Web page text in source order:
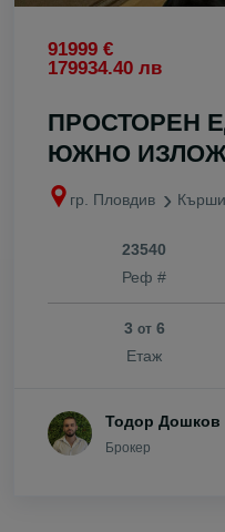
91999 €
179934.40 лв
ПРОСТОРЕН
ЮЖНО
КВАДРАТУРА
гр. Пловдив
23540
Реф #
3 от6
Етаж
Тодор Дошков
Брокер